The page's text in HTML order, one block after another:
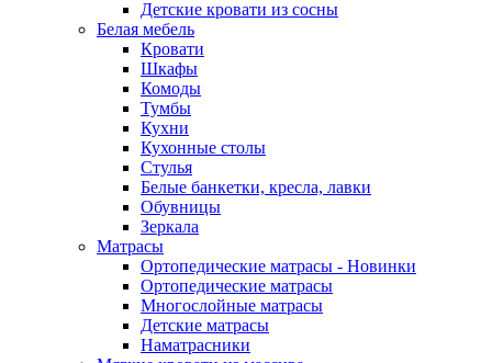
Детские кровати из сосны
Белая мебель
Кровати
Шкафы
Комоды
Тумбы
Кухни
Кухонные столы
Стулья
Белые банкетки, кресла, лавки
Обувницы
Зеркала
Матрасы
Ортопедические матрасы - Новинки
Ортопедические матрасы
Многослойные матрасы
Детские матрасы
Наматрасники